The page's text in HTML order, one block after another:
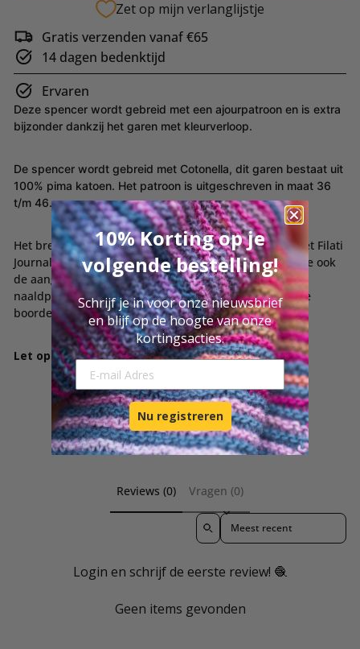
Zet op mijn verlanglijstje
Gratis verzenden vanaf €65
14 dagen bedenktijd
Ervaren
Deze spencer wordt gebreid met een ajourpatroon en is extra
bijzonder dankzij het garen met kleurverloop.
De spencer wordt gebreid met Cotonella, dit garen bestaat uit
100% pima katoen. Het patroon is uitgeschreven in maat 36
t/m 46.
Het breipakket bestaat uit 2/3/4 bollen Cotonella en het Filati
Journal 69 magazine van Lana Grossa. Hieronder kun je ook
de aangeraden breinaalden (3.5mm, 4.5mm en korte
naaldpunten 3.5mm met draad 40 cm en 60cm voor de
boorden) toevoegen.
Let op: de voorbeeld kleur is niet meer beschikbaar.
Bekijk wat onze klanten maken
Reviews (0) Vragen (0)
Sort reviews by
Login en schrijf de eerste review! 🧶
Geen items gevonden
10% Korting op je
volgende bestelling!
Schrijf je in voor onze nieuwsbrief
en blijf op de hoogte van onze
kortingsacties.
E-mail Adresse
Nu registreren